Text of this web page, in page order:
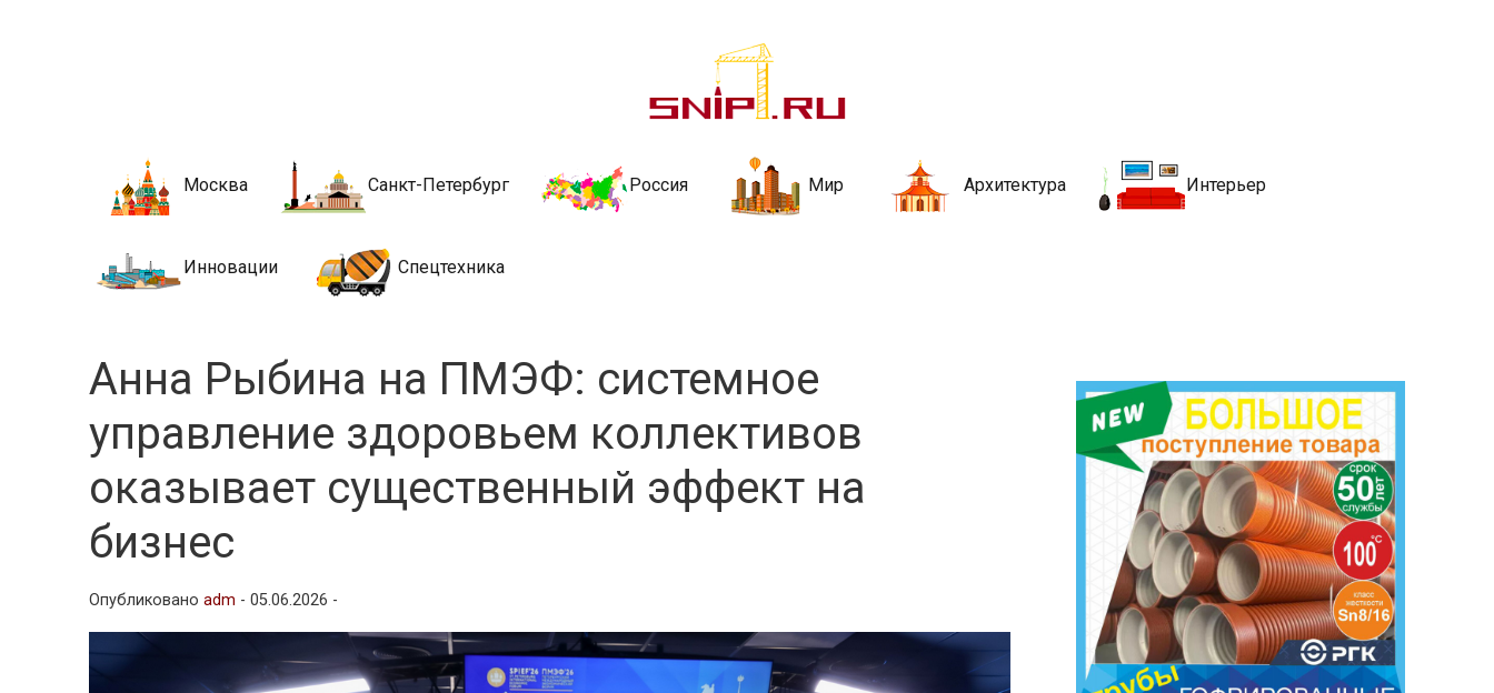
Новости строительства и недвижимости
стройкой рубрики
Москва Санкт-Петербург Россия Мир Архитектура Интерьер
Инновации Спецтехника
Анна Рыбина на ПМЭФ: системное
управление здоровьем коллективов
оказывает существенный эффект на
бизнес
Опубликованоadm -05.06.2026 -